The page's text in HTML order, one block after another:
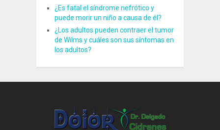
¿Es fatal el síndrome nefrótico y
puede morir un niño a causa de él?
¿Los adultos pueden contraer el tumor
de Wilms y cuáles son sus síntomas en
los adultos?